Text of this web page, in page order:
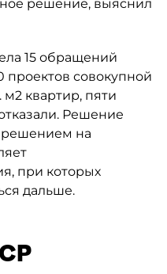
решение, выяснил
15 обращений
проектов совокупной
квартир, пяти
Решение
на
при которых
дальше.